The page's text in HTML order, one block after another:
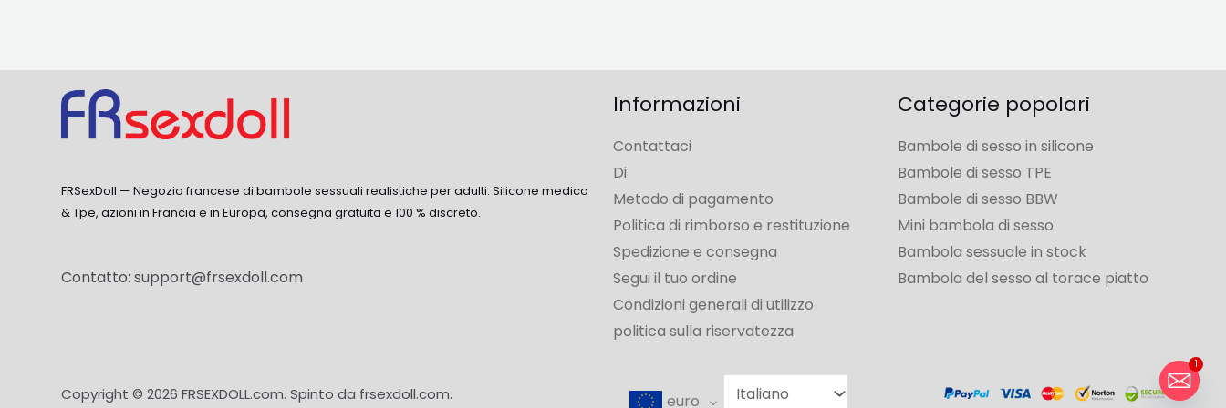
FRSexDoll — Negozio francese di bambole sessuali realistiche per adulti. Silicone medico
& Tpe, azioni in Francia e in Europa, consegna gratuita e 100 % discreto.
Contatto:support@frsexdoll.com
Informazioni
Contattaci
Di
Metodo di pagamento
Politica di rimborso e restituzione
Spedizione e consegna
Segui il tuo ordine
Condizioni generali di utilizzo
politica sulla riservatezza
Categorie popolari
Bambole di sesso in silicone
Bambole di sesso TPE
Bambole di sesso BBW
Mini bambola di sesso
Bambola sessuale in stock
Bambola del sesso al torace piatto
Copyright © 2026 FRSEXDOLL.com. Spinto da frsexdoll.com. euro
1